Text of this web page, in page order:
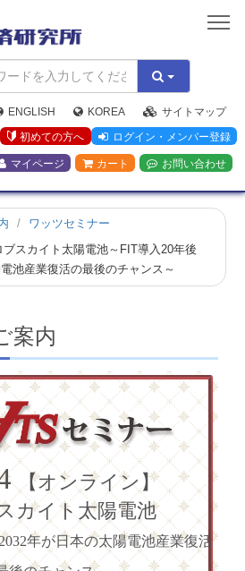
矢
野
経
済
研
究
所
ENGLISH KOREA
サイトマップ
初めての方へ
ログイン・メンバー登録
マイページ カート お問い合わせ
ワッツセミナー
ブスカイト太陽電池～FIT導入20年後
池産業復活の最後のチャンス～
案内
【オンライン】
カイト太陽電池
年が日本の太陽電池産業復活